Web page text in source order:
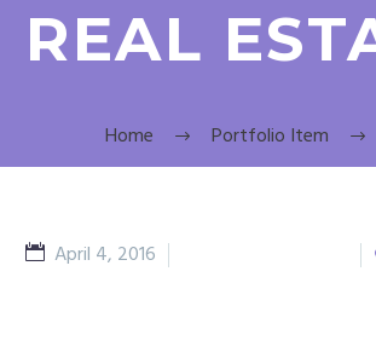
REAL
Home Portfolio Item
April 4, 2016